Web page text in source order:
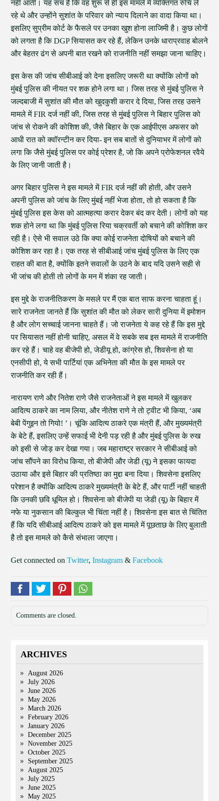
नहीं आतीं। यह सच है कि वह शुरू से ही इस मामले में व्यक्तिगत रुचि ले
रहे थे और उन्होंने सुशांत के परिवार को न्याय दिलाने का वादा किया था।
इसलिए सुप्रीम कोर्ट के फैसले पर उनका खुश होना लाजिमी है। कुछ लोगों
को लगता है कि DGP सियासत कर रहे हैं, लेकिन उनके धाराप्रवाह बोलने
और बेहतर ढंग से अपनी बात रखने को राजनीति नहीं समझा जाना चाहिए।
इस केस की जांच सीबीआई को देना इसलिए जरूरी था क्योंकि लोगों को
मुंबई पुलिस की नीयत पर शक होने लगा था। जिस तरह से मुंबई पुलिस ने
जल्दबाजी में सुशांत की मौत को खुदकुशी करार दे दिया, जिस तरह उसने
मामले में FIR दर्ज नहीं की, जिस तरह से मुंबई पुलिस ने बिहार पुलिस को
जांच से रोकने की कोशिश की, जैसे बिहार के एक आईपीएस अफसर को
आधी रात को क्वॉरन्टीन कर दिया- इन सब बातों से दुनियाभर में लोगों को
लगा कि जैसे मुंबई पुलिस पर कोई प्रेशर है, जो कि अपने प्रोफेशनल रवैये
के लिए जानी जाती है।
अगर बिहार पुलिस ने इस मामले में FIR दर्ज नहीं की होती, और उसने
अपनी पुलिस को जांच के लिए मुंबई नहीं भेजा होता, तो हो सकता है कि
मुंबई पुलिस इस केस को आत्महत्या करार देकर बंद कर देती। लोगों को यह
शक होने लगा था कि मुंबई पुलिस रिया चक्रवर्ती को बचाने की कोशिश कर
रही है। ऐसे भी सवाल उठे कि क्या कोई राजनेता दोषियों को बचाने की
कोशिश कर रहा है। एक तरह से सीबीआई जांच मुंबई पुलिस के लिए एक
राहत की बात है, क्योंकि इतने सवालों के उठने के बाद यदि उसने सही से
भी जांच की होती तो लोगों के मन में शंका रह जाती।
इस मुद्दे के राजनीतिकरण के मसले पर मैं एक बात साफ करना चाहता हूं।
सारे राजनेता जानते हैं कि सुशांत की मौत को लेकर सारी दुनिया में इमोशन
है और लोग सच्चाई जानना चाहते हैं। जो राजनेता ये कह रहे हैं कि इस मुद्दे
पर सियासत नहीं होनी चाहिए, असल में वे सबके सब इस मामले में राजनीति
कर रहे हैं। चाहे वह बीजेपी हो, जेडीयू हो, कांग्रेस हो, शिवसेना हो या
एनसीपी हो, ये सभी पार्टियां एक अभिनेता की मौत के इस मामले पर
राजनीति कर रही हैं।
नारायण राणे और नितेश राणे जैसे राजनेताओं ने इस मामले में खुलकर
आदित्य ठाकरे का नाम लिया, और नीतेश राणे ने तो ट्वीट भी किया, ‘अब
बेबी पेंगुइन तो गियो! ’। चूंकि आदित्य ठाकरे एक मंत्री हैं, और मुख्यमंत्री
के बेटे हैं, इसलिए उन्हें सफाई भी देनी पड़ रही है और मुंबई पुलिस के रुख
को इसी से जोड़ कर देखा गया। जब महाराष्ट्र सरकार ने सीबीआई को
जांच सौंपने का विरोध किया, तो बीजेपी और जेडी (यू) ने इसका फायदा
उठाया और इसे बिहार की प्रतिष्ठा का मुद्दा बना दिया। शिवसेना इसलिए
परेशान है क्योंकि आदित्य ठाकरे मुख्यमंत्री के बेटे हैं, और पार्टी नहीं चाहती
कि उनकी छवि धूमिल हो। शिवसेना को बीजेपी या जेडी (यू) के बिहार में
नफे या नुकसान की बिल्कुल भी चिंता नहीं है। शिवसेना इस बात से चिंतित
हैं कि यदि सीबीआई आदित्य ठाकरे को इस मामले में पूछताछ के लिए बुलाती
है तो इस मामले को कैसे संभाला जाएगा।
Get connected onTwitter,Instagram &Facebook
Comments are closed.
ARCHIVES
August 2026
July 2026
June 2026
May 2026
March 2026
February 2026
January 2026
December 2025
November 2025
October 2025
September 2025
August 2025
July 2025
June 2025
May 2025